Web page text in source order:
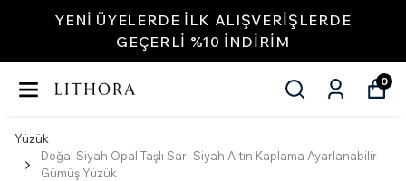
YENI ÜYELERDE İLK ALIŞVERIŞLERDE
GEÇERLI %10 INDIRIM
0
Yüzük
Doğal Siyah Opal Taşlı Sarı-Siyah Altın Kaplama Ayarlanabilir
Gümüş Yüzük